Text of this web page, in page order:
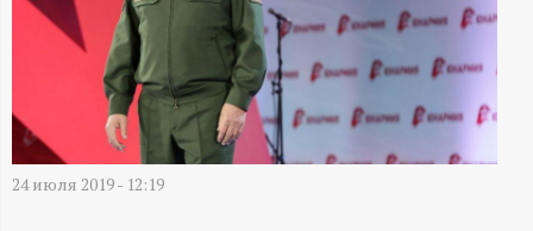
Д
А
24 июля 2019 - 12:19